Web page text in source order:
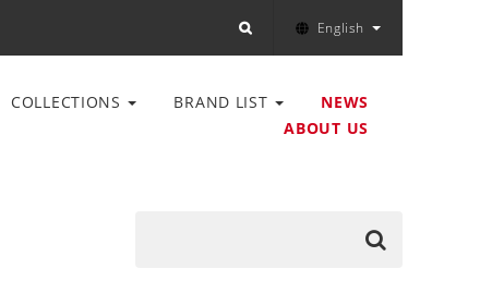
English
COLLECTIONS BRAND LIST
NEWS
ABOUT US